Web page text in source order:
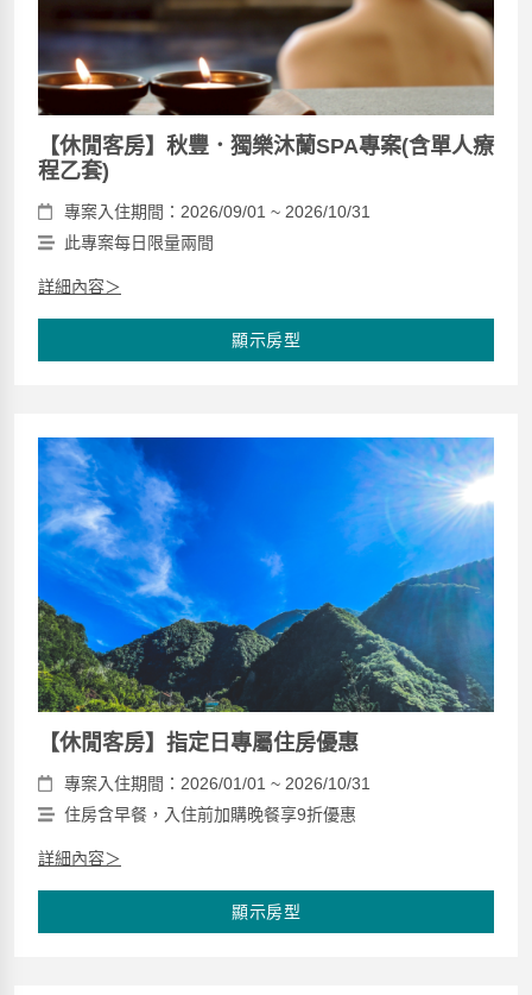
【休閒客房】秋豐．獨樂沐蘭SPA專案(含單人療
程乙套)
專案入住期間：2026/09/01 ~ 2026/10/31
此專案每日限量兩間
詳細內容＞
顯示房型
【休閒客房】指定日專屬住房優惠
專案入住期間：2026/01/01 ~ 2026/10/31
住房含早餐，入住前加購晚餐享9折優惠
詳細內容＞
顯示房型